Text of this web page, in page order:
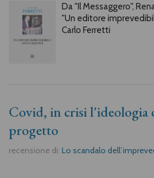
Da "Il Messaggero",
"Un editore
Carlo Ferretti
Covid, in crisi l'ideologia
progetto
recensione di: Lo scandalo